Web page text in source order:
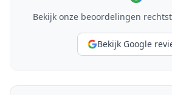
Bekijk onze beoordelingen
Bekijk Google